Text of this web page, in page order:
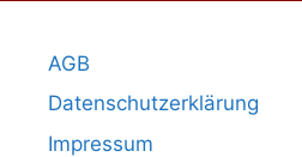
AGB
Datenschutzerklärung
Impressum